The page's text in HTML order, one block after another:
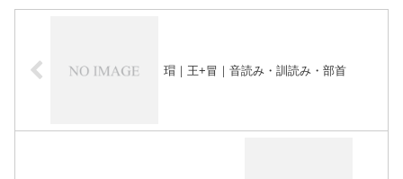
瑁｜王+冒｜音読み・訓読み・部首